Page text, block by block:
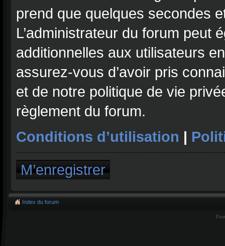
prend que quelques secondes
L’administrateur du forum peut
additionnelles aux utilisateurs
assurez-vous d’avoir pris
et de notre politique de vie
règlement du forum.
Conditions d’utilisation |
M’enregistrer
Index du forum